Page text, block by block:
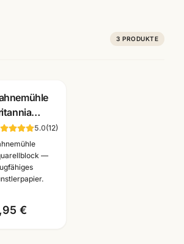
3 PRODUKTE
·
rau ·
5.0(12)
—
€